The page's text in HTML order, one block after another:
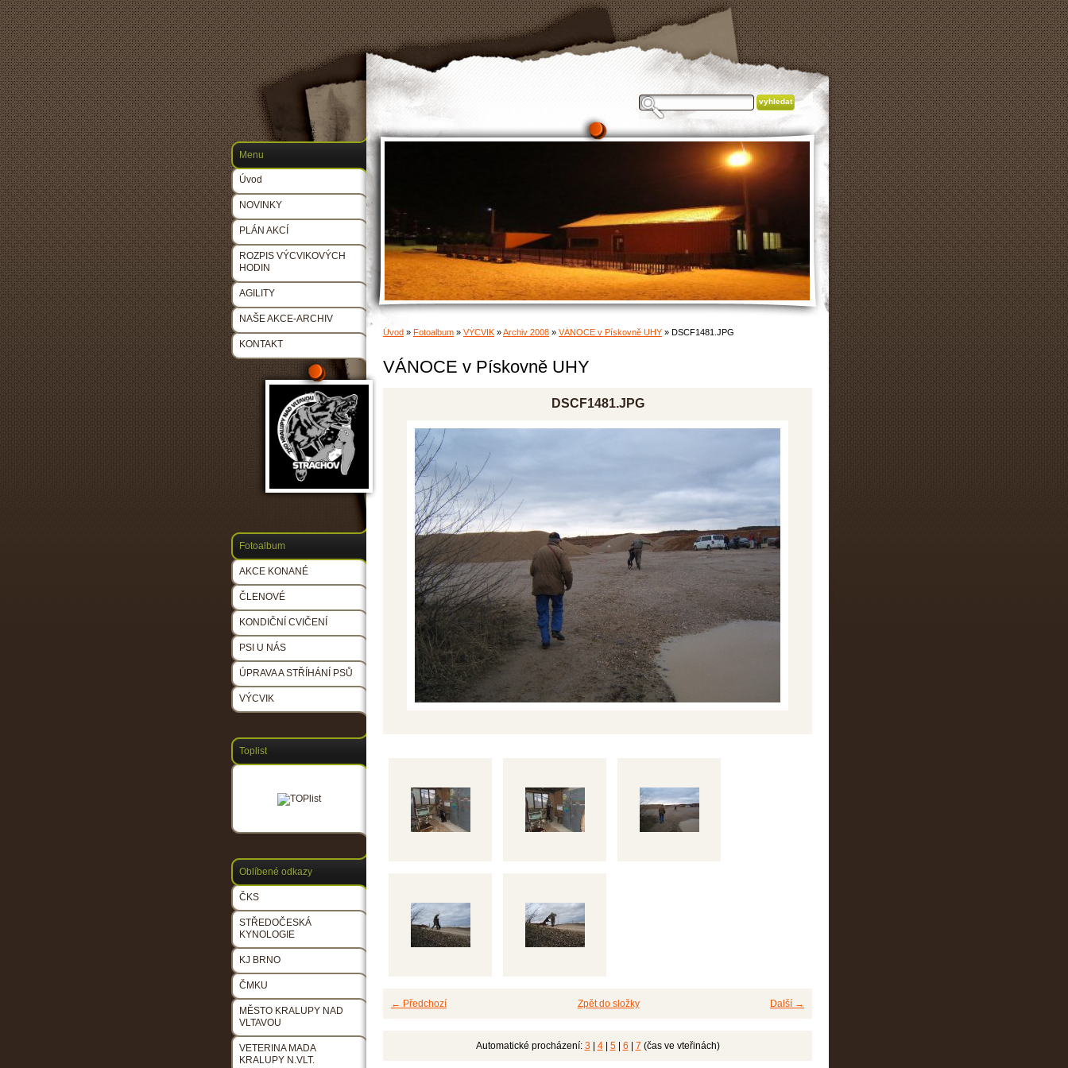
Úvod » Fotoalbum » VÝCVIK »Archiv 2008 » VÁNOCE v Pískovně UHY » DSCF1481.JPG
VÁNOCE v Pískovně UHY
DSCF1481.JPG
← Předchozí Další →
Zpět do složky
Automatické procházení: 3 4| 5| 6 7 (čas ve vteřinách)
Menu
Úvod
NOVINKY
PLÁN AKCÍ
ROZPIS VÝCVIKOVÝCH
HODIN
AGILITY
NAŠE AKCE-ARCHIV
KONTAKT
Fotoalbum
AKCE KONANÉ
ČLENOVÉ
KONDIČNÍ CVIČENÍ
PSI U NÁS
ÚPRAVA A STŘÍHÁNÍ PSŮ
VÝCVIK
Toplist
Oblíbené odkazy
ČKS
STŘEDOČESKÁ
KYNOLOGIE
KJ BRNO
ČMKU
MĚSTO KRALUPY NAD
VLTAVOU
VETERINA MADA
KRALUPY N.VLT.